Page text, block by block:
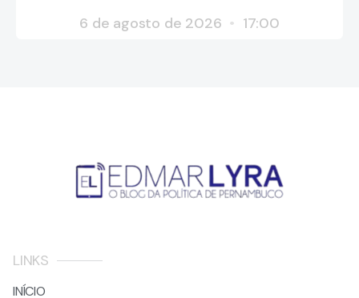
6 de agosto de 2026
17:00
LINKS
INÍCIO